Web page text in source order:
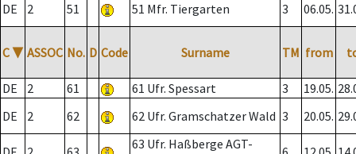
DE
2 51 51 Mfr. Tiergarten 3 06.05.
C ▼ ASSOC No. D Code Surname TM from
DE 2 61 61 Ufr. Spessart 3 19.05.
DE
2 62 62 Ufr. Gramschatzer Wald 3 20.05.
63 Ufr. Haßberge AGT-